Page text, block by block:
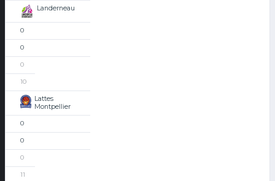
Landerneau
0
0
0
10
Lattes
Montpellier
0
0
0
11